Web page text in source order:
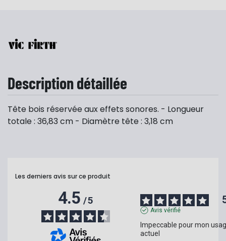
Description détaillée
Tête bois réservée aux effets sonores. - Longueur
totale : 36,83 cm - Diamètre tête : 3,18 cm
Les derniers avis sur ce produit
4.5/5
Avis vérifié
Impeccable pour mon
actuel